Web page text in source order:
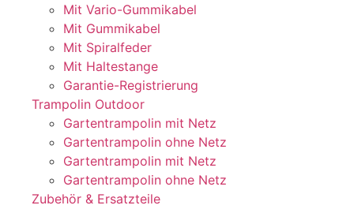
Mit Vario-Gummikabel
Mit Gummikabel
Mit Spiralfeder
Mit Haltestange
Garantie-Registrierung
Trampolin Outdoor
Gartentrampolin mit Netz
Gartentrampolin ohne Netz
Gartentrampolin mit Netz
Gartentrampolin ohne Netz
Zubehör & Ersatzteile